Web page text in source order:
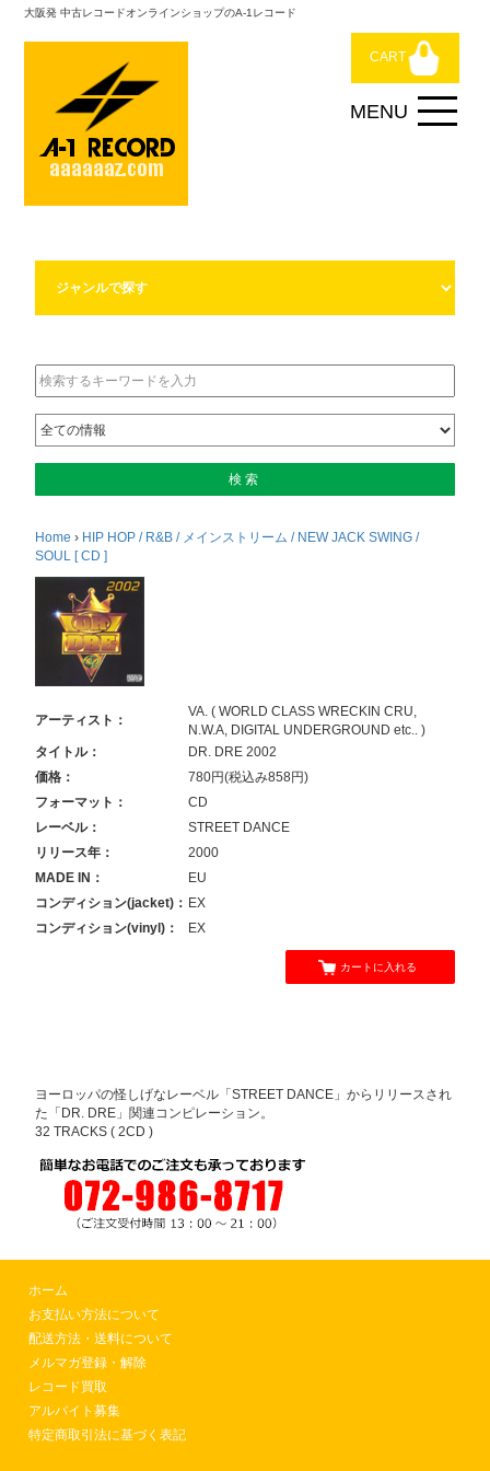
大阪発 中古レコードオンラインショップのA-1レコード
CART
Home › HIP HOP / R&B / メインストリーム / NEW JACK SWING /
SOUL [ CD ]
アーティスト：
VA. ( WORLD CLASS WRECKIN CRU,
N.W.A, DIGITAL UNDERGROUND etc.. )
タイトル：
DR. DRE 2002
価格：
780円(税込み858円)
フォーマット：
CD
レーベル：
STREET DANCE
リリース年：
2000
MADE IN：
EU
コンディション(jacket)： EX
コンディション(vinyl)：
EX
カートに入れる
ヨーロッパの怪しげなレーベル「STREET DANCE」からリリースされ
た「DR. DRE」関連コンピレーション。
32 TRACKS ( 2CD )
ホーム
お支払い方法について
配送方法・送料について
メルマガ登録・解除
レコード買取
アルバイト募集
特定商取引法に基づく表記